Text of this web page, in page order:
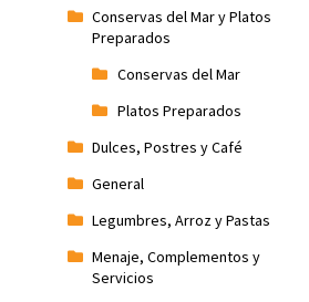
Conservas del Mar y Platos
Preparados
Conservas del Mar
Platos Preparados
Dulces, Postres y Café
General
Legumbres, Arroz y Pastas
Menaje, Complementos y
Servicios